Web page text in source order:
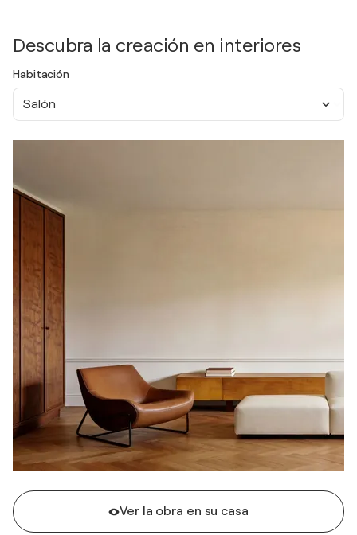
Descubra la creación en interiores
Habitación
Salón
Ver la obra en su casa